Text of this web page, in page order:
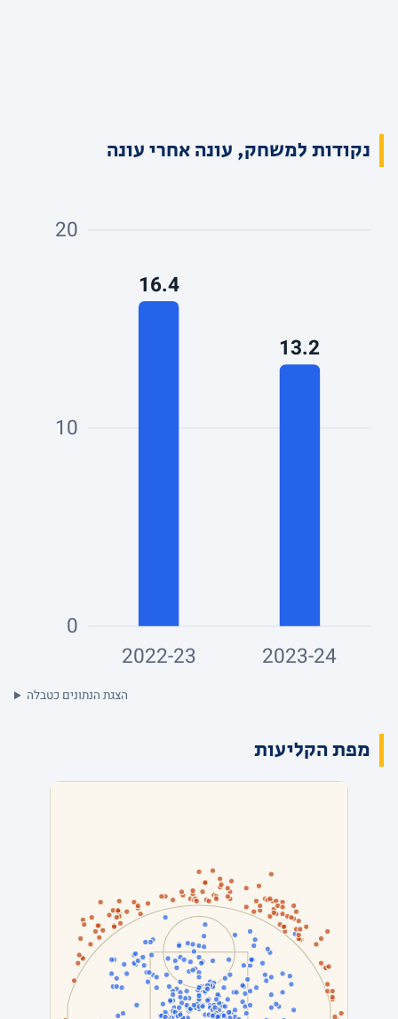
נקודות למשחק, עונה אחרי עונה
0
10
20
16.4
2022-23
13.2
2023-24
הצגת הנתונים כטבלה
מפת הקליעות